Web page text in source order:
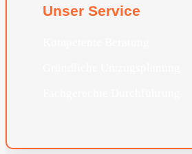
Unser Service